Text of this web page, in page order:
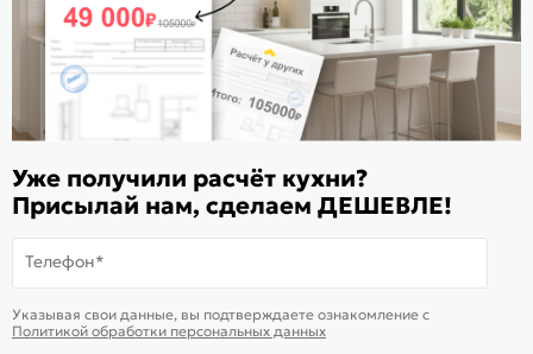
ИКС 1180
© 2015—2026 Интернет-магазин мебели Mebel169.ru
Пользовательское соглашение
Карта сайта
технологии
Уже получили расчёт кухни?
Присылай нам, сделаем ДЕШЕВЛЕ!
Телефон*
Указывая свои данные, вы подтверждаете ознакомление c
Политикой обработки персональных данных